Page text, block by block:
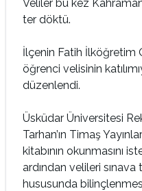
Veliler bu kez
ter döktü.
İlçenin Fatih İlköğretim
öğrenci velisinin
düzenlendi.
Üsküdar Üniversitesi
Tarhan’ın Timaş
kitabının okunmasını
ardından velileri
hususunda